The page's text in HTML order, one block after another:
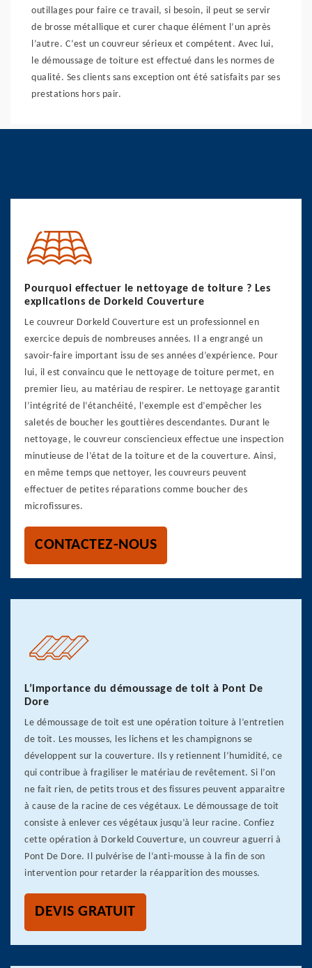
outillages pour faire ce travail, si besoin, il peut se servir
de brosse métallique et curer chaque élément l’un après
l’autre. C’est un couvreur sérieux et compétent. Avec lui,
le démoussage de toiture est effectué dans les normes de
qualité. Ses clients sans exception ont été satisfaits par ses
prestations hors pair.
Pourquoi effectuer le nettoyage de toiture ? Les
explications de Dorkeld Couverture
Le couvreur Dorkeld Couverture est un professionnel en
exercice depuis de nombreuses années. Il a engrangé un
savoir-faire important issu de ses années d’expérience. Pour
lui, il est convaincu que le nettoyage de toiture permet, en
premier lieu, au matériau de respirer. Le nettoyage garantit
l’intégrité de l’étanchéité, l’exemple est d’empêcher les
saletés de boucher les gouttières descendantes. Durant le
nettoyage, le couvreur consciencieux effectue une inspection
minutieuse de l’état de la toiture et de la couverture. Ainsi,
en même temps que nettoyer, les couvreurs peuvent
effectuer de petites réparations comme boucher des
microfissures.
CONTACTEZ-NOUS
L’importance du démoussage de toit à Pont De
Dore
Le démoussage de toit est une opération toiture à l’entretien
de toit. Les mousses, les lichens et les champignons se
développent sur la couverture. Ils y retiennent l’humidité, ce
qui contribue à fragiliser le matériau de revêtement. Si l’on
ne fait rien, de petits trous et des fissures peuvent apparaitre
à cause de la racine de ces végétaux. Le démoussage de toit
consiste à enlever ces végétaux jusqu’à leur racine. Confiez
cette opération à Dorkeld Couverture, un couvreur aguerri à
Pont De Dore. Il pulvérise de l’anti-mousse à la fin de son
intervention pour retarder la réapparition des mousses.
DEVIS GRATUIT